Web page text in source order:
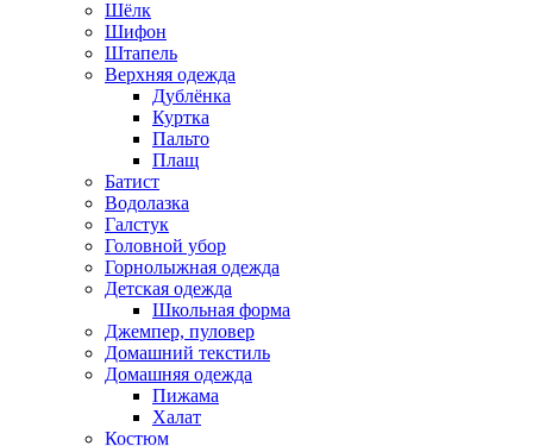
Шёлк
Шифон
Штапель
Верхняя одежда
Дублёнка
Куртка
Пальто
Плащ
Батист
Водолазка
Галстук
Головной убор
Горнолыжная одежда
Детская одежда
Школьная форма
Джемпер, пуловер
Домашний текстиль
Домашняя одежда
Пижама
Халат
Костюм